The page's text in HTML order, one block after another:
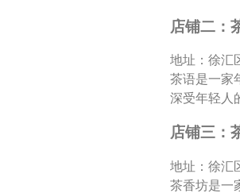
店铺二：
地址：徐汇
茶语是一家
深受年轻人
店铺三：
地址：徐汇
茶香坊是一